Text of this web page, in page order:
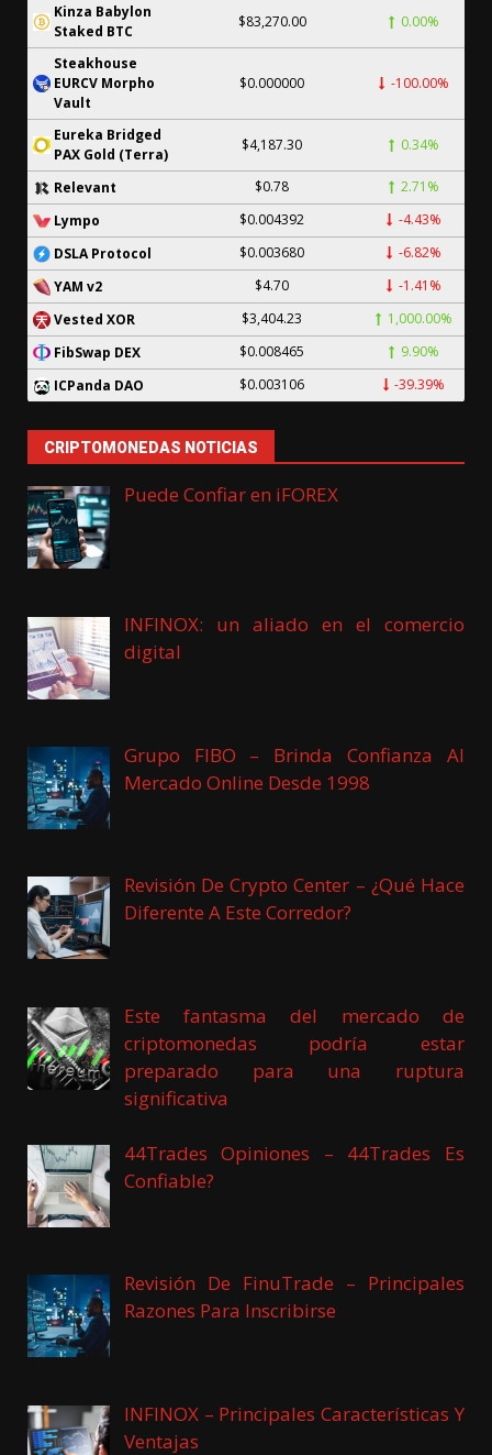
Kinza Babylon
Staked BTC
$83,270.00 0.00%
Steakhouse
EURCV Morpho
Vault
$0.000000 -100.00%
Eureka Bridged
PAX Gold (Terra)
$4,187.30 0.34%
Relevant $0.78
2.71%
Lympo
$0.004392
-4.43%
DSLA Protocol
$0.003680
-6.82%
YAM v2
$4.70
-1.41%
Vested XOR
$3,404.23
1,000.00%
FibSwap DEX
$0.008465
9.90%
ICPanda DAO
$0.003106 -39.39%
CRIPTOMONEDAS NOTICIAS
Puede Confiar en iFOREX
INFINOX: un aliado en el comercio
digital
Grupo FIBO – Brinda Confianza Al
Mercado Online Desde 1998
Revisión De Crypto Center – ¿Qué Hace
Diferente A Este Corredor?
Este fantasma del mercado de
criptomonedas podría estar
preparado para una ruptura
significativa
44Trades Opiniones – 44Trades Es
Confiable?
Revisión De FinuTrade – Principales
Razones Para Inscribirse
INFINOX – Principales Características Y
Ventajas